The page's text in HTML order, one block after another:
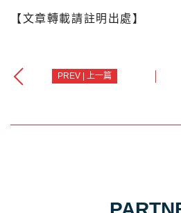
【文章轉載請註明出處】
PREV | 上一篇